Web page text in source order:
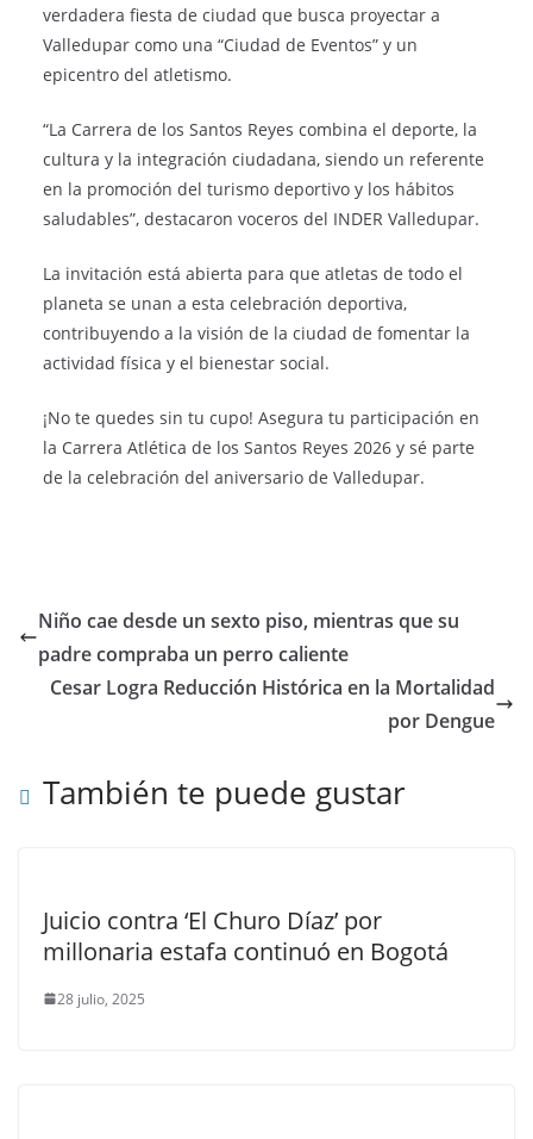
verdadera fiesta de ciudad que busca proyectar a
Valledupar como una “Ciudad de Eventos” y un
epicentro del atletismo.
“La Carrera de los Santos Reyes combina el deporte, la
cultura y la integración ciudadana, siendo un referente
en la promoción del turismo deportivo y los hábitos
saludables”, destacaron voceros del INDER Valledupar.
La invitación está abierta para que atletas de todo el
planeta se unan a esta celebración deportiva,
contribuyendo a la visión de la ciudad de fomentar la
actividad física y el bienestar social.
¡No te quedes sin tu cupo! Asegura tu participación en
la Carrera Atlética de los Santos Reyes 2026 y sé parte
de la celebración del aniversario de Valledupar.
Niño cae desde un sexto piso, mientras que su
padre compraba un perro caliente
Cesar Logra Reducción Histórica en la Mortalidad
por Dengue
También te puede gustar
Juicio contra ‘El Churo Díaz’ por
millonaria estafa continuó en Bogotá
28 julio, 2025